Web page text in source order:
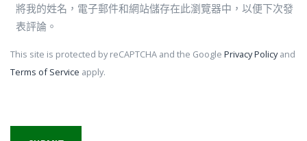
將我的姓名，電子郵件和網站儲存在此瀏覽器中，以便下次發
表評論。
This site is protected by reCAPTCHA and the Google Privacy Policyand
Terms of Service apply.